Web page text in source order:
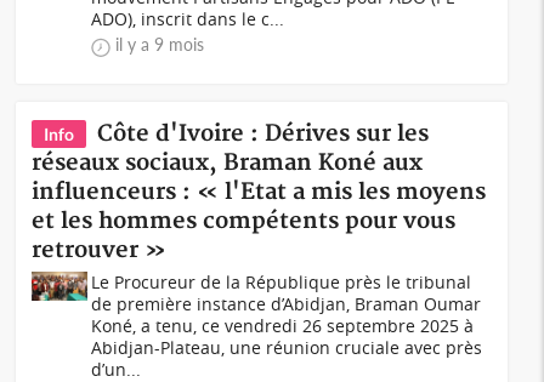
ADO), inscrit dans le c...
il y a 9 mois
Info
Côte d'Ivoire : Dérives sur les
réseaux sociaux, Braman Koné aux
influenceurs : « l'Etat a mis les moyens
et les hommes compétents pour vous
retrouver »
Le Procureur de la République près le tribunal
de première instance d’Abidjan, Braman Oumar
Koné, a tenu, ce vendredi 26 septembre 2025 à
Abidjan-Plateau, une réunion cruciale avec près
d’un...